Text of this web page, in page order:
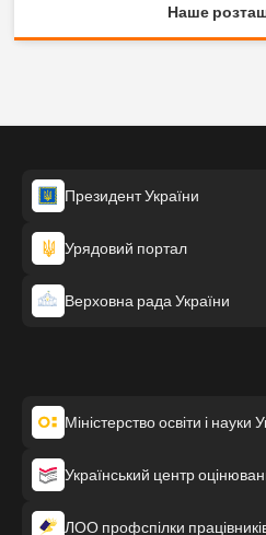
Наше
Президент України
Урядовий портал
Верховна рада України
Міністерство освіти і науки
Український центр
ЛОО профспілки